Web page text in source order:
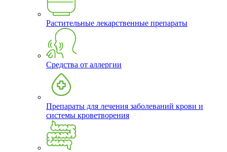
Растительные лекарственные препараты
Средства от аллергии
Препараты для лечения заболеваний крови и
системы кроветворения